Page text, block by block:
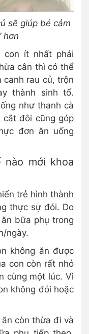
sẽ giúp bé cảm
hơn
con ít nhất phải
cân thì có thể
canh rau củ, trộn
thành sinh tố.
như thanh cà
đôi cũng góp
đơn ăn uống
mới khoa
trẻ hình thành
thực sự đói. Do
bữa phụ trong
ngày.
không ăn được
con còn rất nhỏ
cùng một lúc. Vì
không đói hoặc
còn thừa đi và